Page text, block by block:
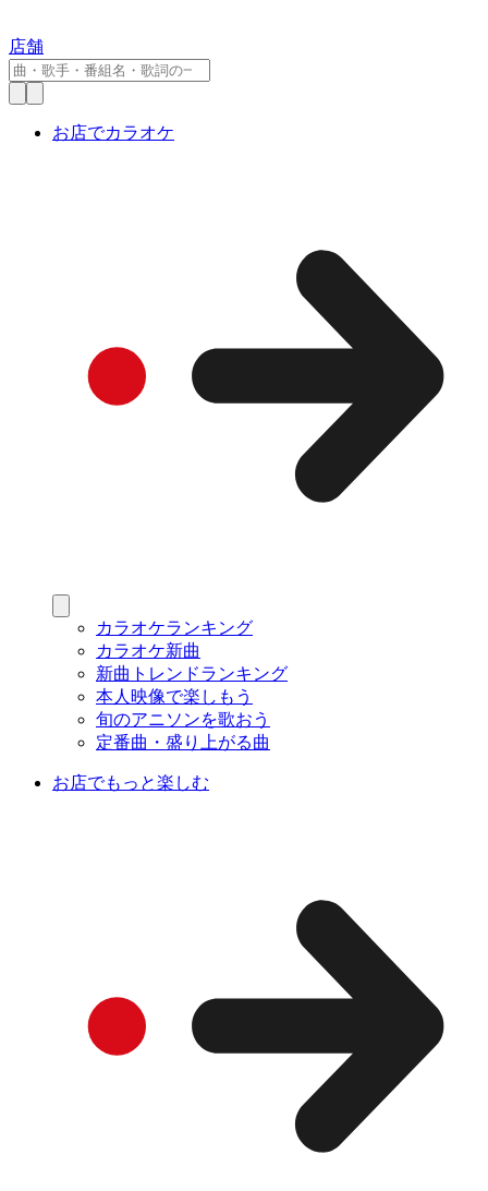
店舗
お店でカラオケ
カラオケランキング
カラオケ新曲
新曲トレンドランキング
本人映像で楽しもう
旬のアニソンを歌おう
定番曲・盛り上がる曲
お店でもっと楽しむ